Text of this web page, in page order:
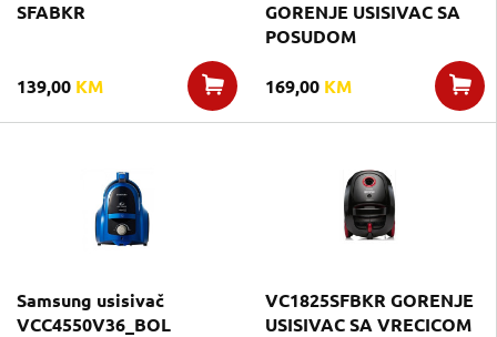
SFABKR
139,00 KM
GORENJE USISIVAC SA
POSUDOM
169,00 KM
Samsung usisivač
VCC4550V36_BOL
VC1825SFBKR GORENJE
USISIVAC SA VRECICOM